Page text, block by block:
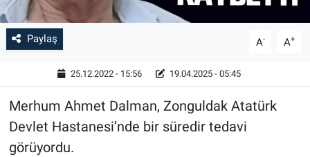
Paylaş A- A+
25.12.2022 - 15:56 19.04.2025 - 05:45
Merhum Ahmet Dalman, Zonguldak Atatürk
Devlet Hastanesi’nde bir süredir tedavi
görüyordu.